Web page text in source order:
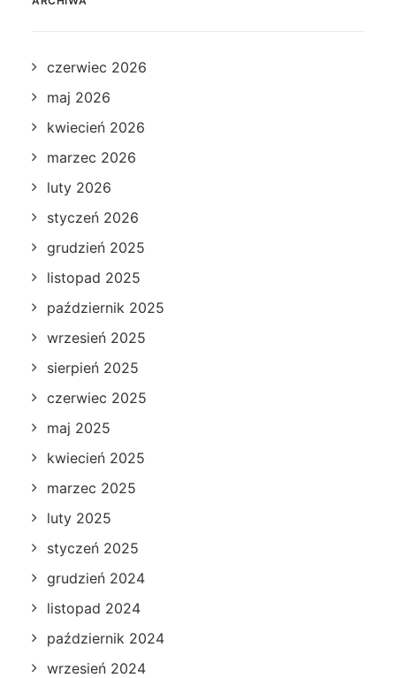
czerwiec 2026
maj 2026
kwiecień 2026
marzec 2026
luty 2026
styczeń 2026
grudzień 2025
listopad 2025
październik 2025
wrzesień 2025
sierpień 2025
czerwiec 2025
maj 2025
kwiecień 2025
marzec 2025
luty 2025
styczeń 2025
grudzień 2024
listopad 2024
październik 2024
wrzesień 2024